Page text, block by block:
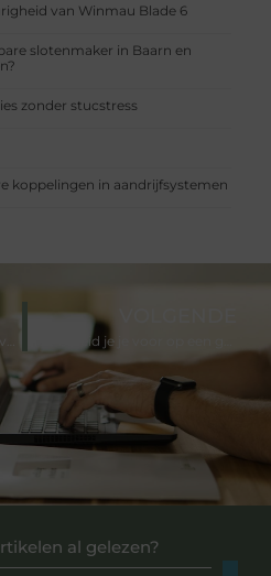
van Winmau Blade 6
slotenmaker in Baarn en
zonder stucstress
koppelingen in aandrijfsystemen
al gelezen?